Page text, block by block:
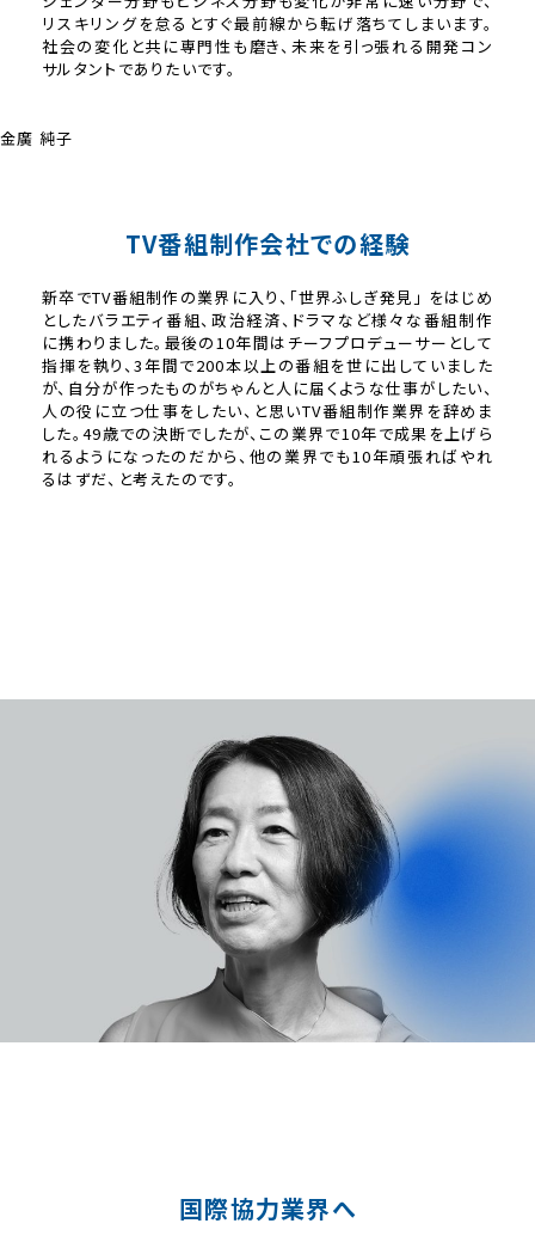
リスキリングを怠るとすぐ最前線から転げ落ちてしまいます。
社会の変化と共に専門性も磨き、未来を引っ張れる開発コン
サルタントでありたいです。
金廣 純子
TV番組制作会社での経験
新卒でTV番組制作の業界に入り、「世界ふしぎ発見」 をはじめ
としたバラエティ番組、政治経済、ドラマなど様々な番組制作
に携わりました。最後の10年間はチーフプロデューサーとして
指揮を執り、3年間で200本以上の番組を世に出していました
が、自分が作ったものがちゃんと人に届くような仕事がしたい、
人の役に立つ仕事をしたい、と思いTV番組制作業界を辞めま
した。49歳での決断でしたが、この業界で10年で成果を上げら
れるようになったのだから、他の業界でも10年頑張ればやれ
るはずだ、と考えたのです。
国際協力業界へ